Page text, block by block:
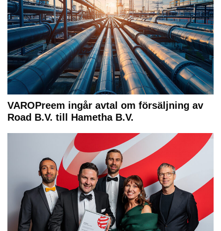
VAROPreem ingår avtal om försäljning av
Road B.V. till Hametha B.V.